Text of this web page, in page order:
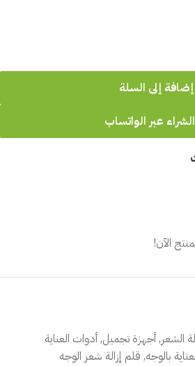
إضافة إلى السلة
الشراء عبر الواتساب
الآن!
الشعر,أجهزة تجميل,أدوات العناية
بالوجه, قلم إزالة شعر الوجه